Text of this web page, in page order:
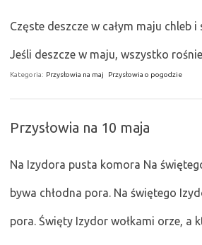
Częste deszcze w całym maju chleb
Jeśli deszcze w maju, wszystko
Kategoria: Przysłowia na maj Przysłowia o pogodzie
Przysłowia na 10 maja
Na Izydora pusta komora Na
bywa chłodna pora. Na świętego
pora. Święty Izydor wołkami orze, a